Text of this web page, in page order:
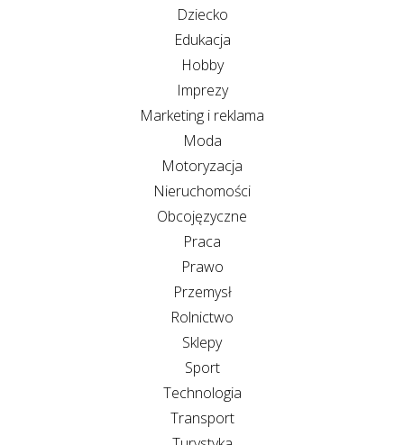
Dziecko
Edukacja
Hobby
Imprezy
Marketing i reklama
Moda
Motoryzacja
Nieruchomości
Obcojęzyczne
Praca
Prawo
Przemysł
Rolnictwo
Sklepy
Sport
Technologia
Transport